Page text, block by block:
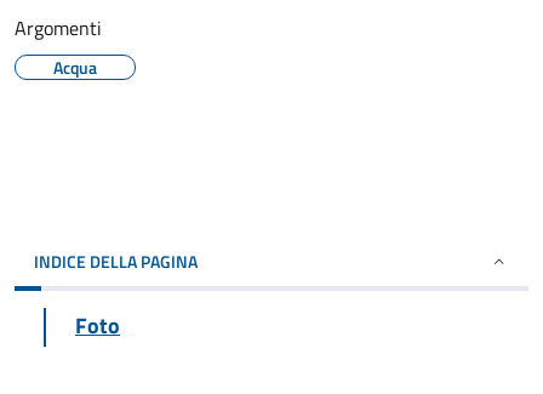
Argomenti
Acqua
INDICE DELLA PAGINA
Foto